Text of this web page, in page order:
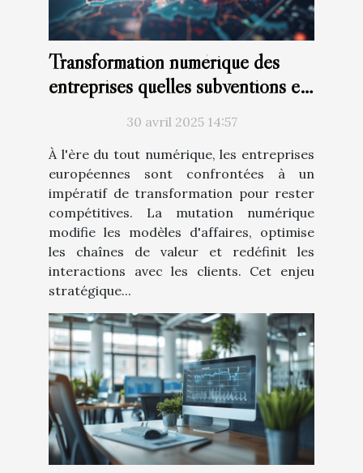
Transformation numérique des
entreprises quelles subventions en
30 avril 2025 14:57
À l'ère du tout numérique, les entreprises
européennes sont confrontées à un
impératif de transformation pour rester
compétitives. La mutation numérique
modifie les modèles d'affaires, optimise
les chaînes de valeur et redéfinit les
interactions avec les clients. Cet enjeu
stratégique...